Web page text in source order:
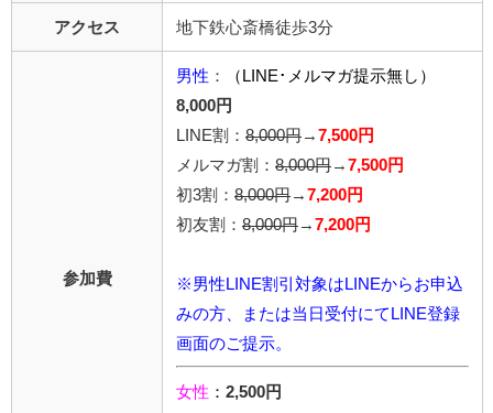
アクセス 地下鉄心斎橋徒歩3分
参加費
男性 ：
（LINE･メルマガ提示無し）
8,000円
LINE割： 8,000円 → 7,500円
メルマガ割： 8,000円 → 7,500円
初3割： 8,000円 → 7,200円
初友割： 8,000円 → 7,200円
※男性LINE割引対象はLINEからお申込
みの方、または当日受付にてLINE登録
画面のご提示。
女性 ： 2,500円